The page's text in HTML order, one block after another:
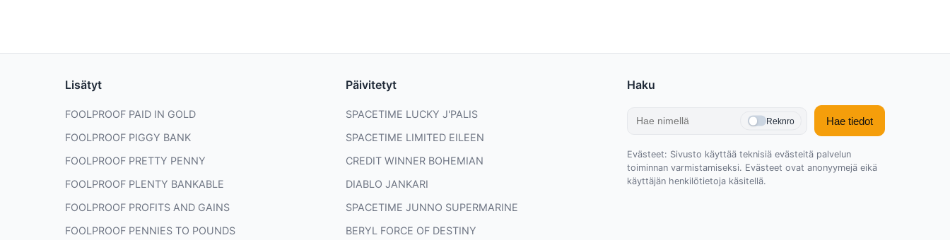
Lisätyt
FOOLPROOF PAID IN GOLD
FOOLPROOF PIGGY BANK
FOOLPROOF PRETTY PENNY
FOOLPROOF PLENTY BANKABLE
FOOLPROOF PROFITS AND GAINS
FOOLPROOF PENNIES TO POUNDS
Päivitetyt
SPACETIME LUCKY J'PALIS
SPACETIME LIMITED EILEEN
CREDIT WINNER BOHEMIAN
DIABLO JANKARI
SPACETIME JUNNO SUPERMARINE
BERYL FORCE OF DESTINY
Haku
Reknro Hae tiedot
Evästeet: Sivusto käyttää teknisiä evästeitä palvelun
toiminnan varmistamiseksi. Evästeet ovat anonyymejä eikä
käyttäjän henkilötietoja käsitellä.